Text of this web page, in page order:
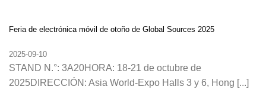
Feria de electrónica móvil de otoño de Global Sources 2025
2025-09-10
STAND N.°: 3A20HORA: 18-21 de octubre de
2025DIRECCIÓN: Asia World-Expo Halls 3 y 6, Hong [...]